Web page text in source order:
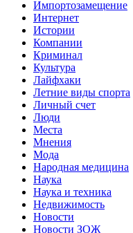
Импортозамещение
Интернет
Истории
Компании
Криминал
Культура
Лайфхаки
Летние виды спорта
Личный счет
Люди
Места
Мнения
Мода
Народная медицина
Наука
Наука и техника
Недвижимость
Новости
Новости ЗОЖ